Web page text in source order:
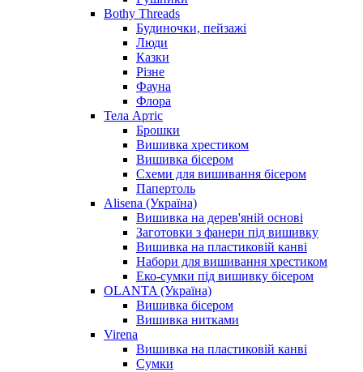
Bothy Threads
Будиночки, пейзажі
Люди
Казки
Різне
Фауна
Флора
Тела Артіс
Брошки
Вишивка хрестиком
Вишивка бісером
Схеми для вишивання бісером
Папертоль
Alisena (Україна)
Вишивка на дерев'яній основі
Заготовки з фанери під вишивку
Вишивка на пластиковій канві
Набори для вишивання хрестиком
Еко-сумки під вишивку бісером
OLANTA (Україна)
Вишивка бісером
Вишивка нитками
Virena
Вишивка на пластиковій канві
Сумки